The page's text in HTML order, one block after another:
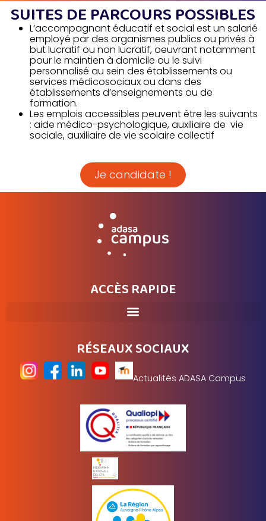
SUITES DE PARCOURS POSSIBLES
L’accompagnant éducatif et social est un salarié
employé par des organismes publics ou privés à
but lucratif ou non lucratif, oeuvrant notamment
pour le maintien à domicile ou le suivi
personnalisé au sein des établissements ou
services médicosociaux ou dans des
établissements d’enseignements ou de
formation.
Les emplois accessibles peuvent être les suivants
: aide médico-psychologique, auxiliaire de vie
sociale, auxiliaire de vie scolaire collectif
Je candidate !
ACCÈS RAPIDE
RÉSEAUX SOCIAUX
Actualités ADASA Campus